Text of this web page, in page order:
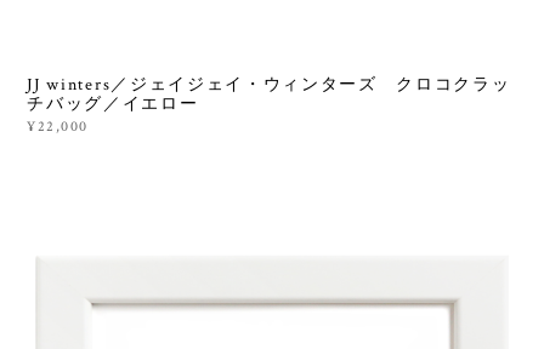
JJ winters／ジェイジェイ・ウィンターズ クロコクラッ
チバッグ／イエロー
¥22,000